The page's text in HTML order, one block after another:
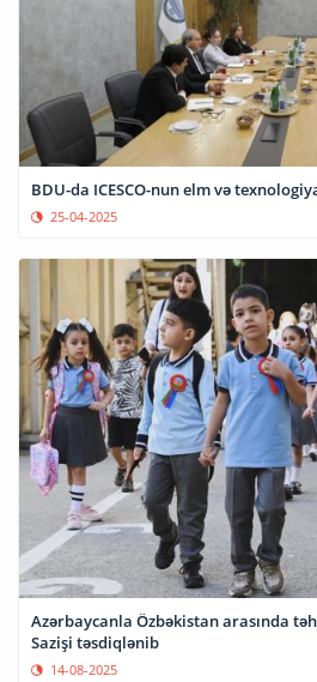
BDU-da ICESCO-nun elm və
25-04-2025
Azərbaycanla Özbəkistan arasında
Sazişi təsdiqlənib
14-08-2025